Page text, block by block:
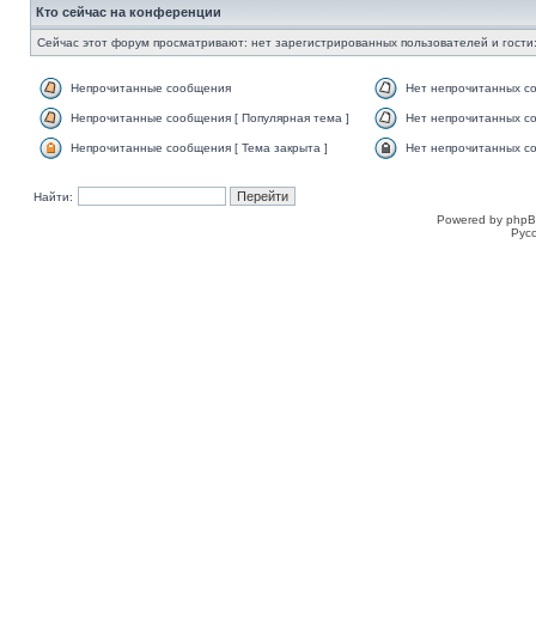
Кто сейчас на конференции
Сейчас этот форум просматривают: нет зарегистрированных пользователей и
Непрочитанные сообщения Нет непрочитанных
Непрочитанные сообщения [ Популярная тема ] Нет непрочитанных
Непрочитанные сообщения [ Тема закрыта ] Нет непрочитанных
Найти:
Powered by